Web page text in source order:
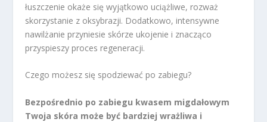
łuszczenie okaże się wyjątkowo uciążliwe, rozważ
skorzystanie z oksybrazji. Dodatkowo, intensywne
nawilżanie przyniesie skórze ukojenie i znacząco
przyspieszy proces regeneracji.
Czego możesz się spodziewać po zabiegu?
Bezpośrednio po zabiegu kwasem migdałowym
Twoja skóra może być bardziej wrażliwa i